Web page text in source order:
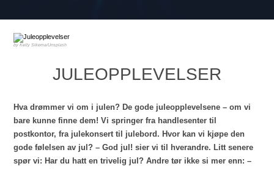
Kelly Sikema/Unsplash
JULEOPPLEVELSER
Hva drømmer vi om i julen? De gode juleopplevelsene – om vi
bare kunne finne dem! Vi springer fra handlesenter til
postkontor, fra julekonsert til julebord. Hvor kan vi kjøpe den
gode følelsen av jul? – God jul! sier vi til hverandre. Litt senere
spør vi: Har du hatt en trivelig jul? Andre tør ikke si mer enn: –